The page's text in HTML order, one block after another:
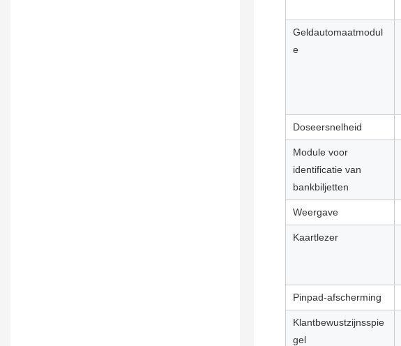
Geldautomaatmodul
e
Doseersnelheid
Module voor
identificatie van
bankbiljetten
Weergave
Kaartlezer
Pinpad-afscherming
Klantbewustzijnsspie
gel